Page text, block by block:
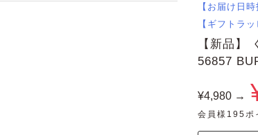
【お届け日
【ギフトラ
【新品】
56857
¥4,980 →
会員様195ポ